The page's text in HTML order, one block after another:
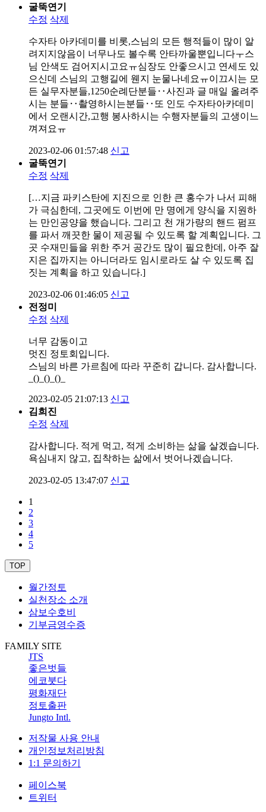
굴뚝연기
수정 삭제
수자타 아카데미를 비롯,스님의 모든 행적들이 많이 알
려지지않음이 너무나도 볼수록 안타까울뿐입니다ㅜ스
님 안색도 검어지시고요ㅠ심장도 안좋으시고 연세도 있
으신데 스님의 고행길에 웬지 눈물나네요ㅠ이끄시는 모
든 실무자분들,1250순례단분들‥사진과 글 매일 올려주
시는 분들‥촬영하시는분들‥또 인도 수자타아카데미
에서 오랜시간,고행 봉사하시는 수행자분들의 고생이느
껴져요ㅠ
2023-02-06 01:57:48 신고
굴뚝연기
수정 삭제
[…지금 파키스탄에 지진으로 인한 큰 홍수가 나서 피해
가 극심한데, 그곳에도 이번에 만 명에게 양식을 지원하
는 만인공양을 했습니다. 그리고 천 개가량의 핸드 펌프
를 파서 깨끗한 물이 제공될 수 있도록 할 계획입니다. 그
곳 수재민들을 위한 주거 공간도 많이 필요한데, 아주 잘
지은 집까지는 아니더라도 임시로라도 살 수 있도록 집
짓는 계획을 하고 있습니다.]
2023-02-06 01:46:05 신고
전정미
수정 삭제
너무 감동이고
멋진 정토회입니다.
스님의 바른 가르침에 따라 꾸준히 갑니다. 감사합니다.
_()_()_()_
2023-02-05 21:07:13 신고
김희진
수정 삭제
감사합니다. 적게 먹고, 적게 소비하는 삶을 살겠습니다.
욕심내지 않고, 집착하는 삶에서 벗어나겠습니다.
2023-02-05 13:47:07 신고
1
2
3
4
5
TOP
월간정토
실천장소 소개
삼보수호비
기부금영수증
FAMILY SITE
JTS
좋은벗들
에코붓다
평화재단
정토출판
Jungto Intl.
저작물 사용 안내
개인정보처리방침
1:1 문의하기
페이스북
트위터